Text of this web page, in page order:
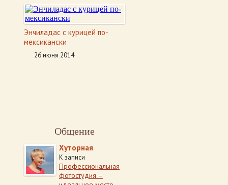
Энчиладас с курицей по-
мексикански
26 июня 2014
Общение
Хуторная
К записи
Профессиональная
фотостудия –